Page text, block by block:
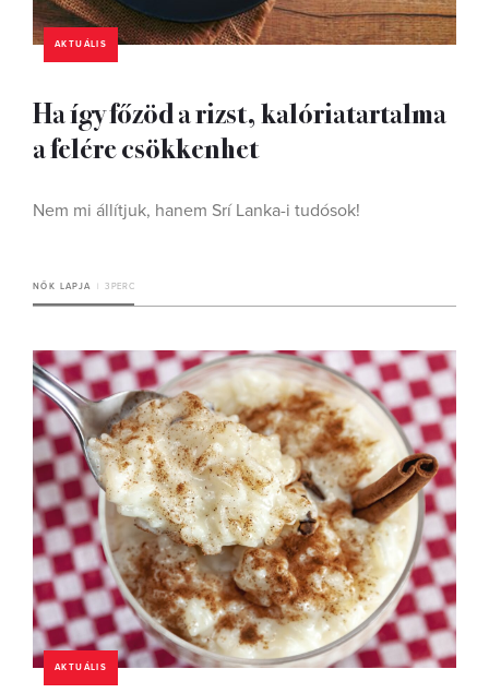
AKTUÁLIS
Ha így főzöd a rizst, kalóriatartalma
a felére csökkenhet
Nem mi állítjuk, hanem Srí Lanka-i tudósok!
NŐK LAPJA 3 PERC
AKTUÁLIS